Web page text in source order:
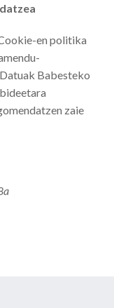
en politika
Babesteko
zaie